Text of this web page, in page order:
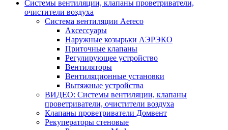
Системы вентиляции, клапаны проветриватели,
очистители воздуха
Система вентиляции Aereco
Аксессуары
Наружные козырьки АЭРЭКО
Приточные клапаны
Регулирующее устройство
Вентиляторы
Вентиляционные установки
Вытяжные устройства
ВИДЕО: Системы вентиляции, клапаны
проветриватели, очистители воздуха
Клапаны проветриватели Домвент
Рекуператоры стеновые